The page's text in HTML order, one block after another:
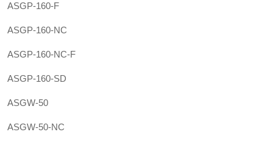
ASGP-160-F
ASGP-160-NC
ASGP-160-NC-F
ASGP-160-SD
ASGW-50
ASGW-50-NC